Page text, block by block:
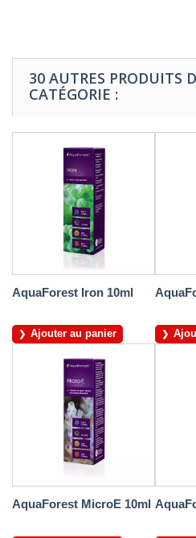
30 AUTRES PRODUITS
CATÉGORIE :
AquaForest Iron 10ml
Ajouter au panier
AquaForest MicroE 10ml